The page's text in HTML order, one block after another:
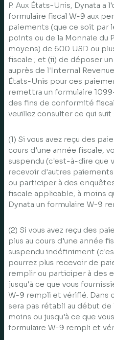
P. Aux États-Unis, Dynata a
formulaire fiscal W-9 aux
paiements (que ce soit par
points ou de la Monnaie du
moyens) de 600 USD ou
fiscale ; et (ii) de déposer
auprès de l'Internal
États-Unis pour ces
remettra un formulaire
des fins de conformité
veuillez consulter ce qui suit :
(1) Si vous avez reçu des
cours d'une année fiscale,
suspendu (c'est-à-dire que
recevoir d'autres
ou participer à des
fiscale applicable, à moins
Dynata un formulaire W-9
(2) Si vous avez reçu des
plus au cours d'une année
suspendu indéfiniment
pourrez plus recevoir de
remplir ou participer à des
jusqu'à ce que vous
W-9 rempli et vérifié. Dans
sera pas rétabli au début
moins ou jusqu'à ce que
formulaire W-9 rempli et